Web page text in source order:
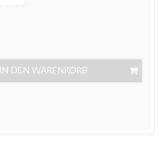
IN DEN WARENKORB